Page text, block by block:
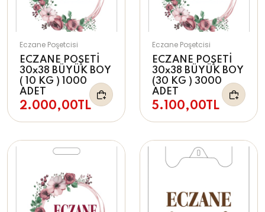
Eczane Poşetcisi
ECZANE POŞETİ
30x38 BÜYÜK BOY
( 10 KG ) 1000
ADET
2.000,00TL
Eczane Poşetcisi
ECZANE POŞETİ
30x38 BÜYÜK BOY
(30 KG ) 3000
ADET
5.100,00TL